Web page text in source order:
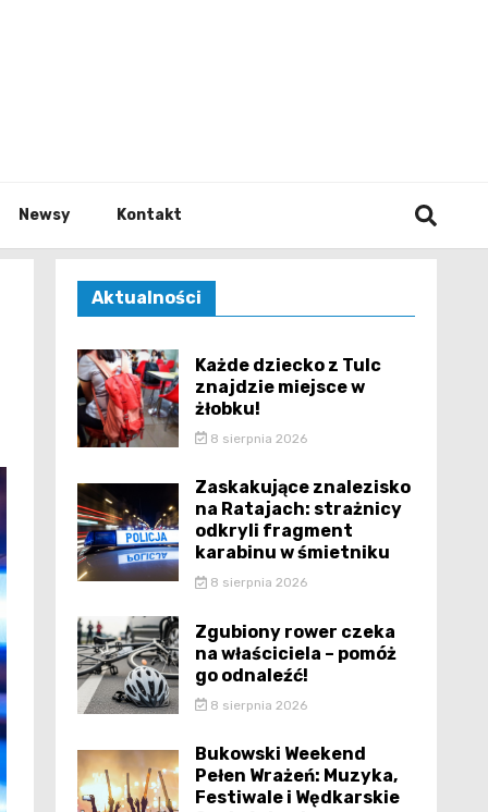
Newsy Kontakt
Aktualności
Każde dziecko z Tulc
znajdzie miejsce w
żłobku!
8 sierpnia 2026
Zaskakujące znalezisko
na Ratajach: strażnicy
odkryli fragment
karabinu w śmietniku
8 sierpnia 2026
Zgubiony rower czeka
na właściciela – pomóż
go odnaleźć!
8 sierpnia 2026
Bukowski Weekend
Pełen Wrażeń: Muzyka,
Festiwale i Wędkarskie